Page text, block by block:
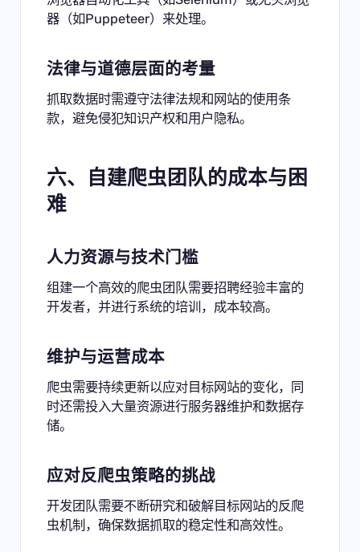
器（如Puppeteer）来处理。
法律与道德层面的考量
抓取数据时需遵守法律法规和网站的使用条
款，避免侵犯知识产权和用户隐私。
六、自建爬虫团队的成本与困
难
人力资源与技术门槛
组建一个高效的爬虫团队需要招聘经验丰富的
开发者，并进行系统的培训，成本较高。
维护与运营成本
爬虫需要持续更新以应对目标网站的变化，同
时还需投入大量资源进行服务器维护和数据存
储。
应对反爬虫策略的挑战
开发团队需要不断研究和破解目标网站的反爬
虫机制，确保数据抓取的稳定性和高效性。